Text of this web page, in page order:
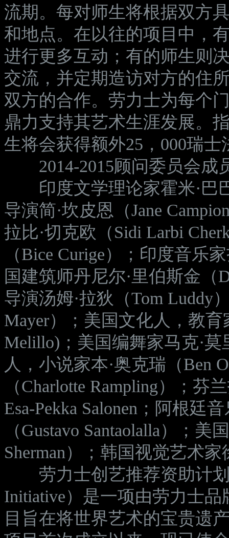
流期。每对师生将根据双方
和地点。在以往的项目中，
进行更多互动；有的师生则
交流，并定期造访对方的住
双方的合作。劳力士为每个
鼎力支持其艺术生涯发展。
生将会获得额外25，000瑞
2014-2015顾问委员会成
印度文学理论家霍米·巴巴
导演简·坎皮恩（Jane
拉比·切克欧（Sidi Larbi
（Bice Curige）；印度音乐
国建筑师丹尼尔·里伯斯金（
导演汤姆·拉狄（Tom Luddy
Mayer）；美国文化人，教育
Melillo)；美国编舞家马克·
人，小说家本·奥克瑞（Ben
（Charlotte Rampling）；芬
Esa-Pekka Salonen；阿根廷
（Gustavo Santaolalla）；
Sherman）；韩国视觉艺术
劳力士创艺推荐资助计划
Initiative）是一项由劳力士
目旨在将世界艺术的宝贵遗